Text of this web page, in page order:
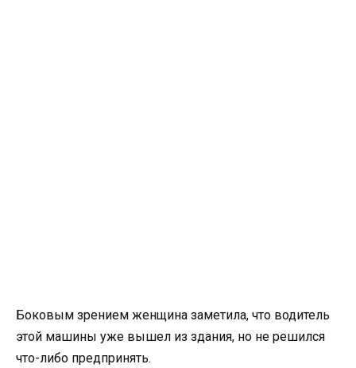
Боковым зрением женщина заметила, что водитель
этой машины уже вышел из здания, но не решился
что-либо предпринять.